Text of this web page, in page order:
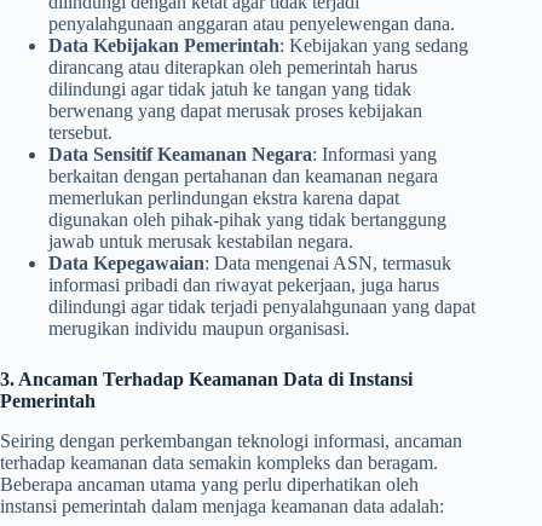
penyalahgunaan anggaran atau penyelewengan dana.
Data Kebijakan Pemerintah: Kebijakan yang sedang
dirancang atau diterapkan oleh pemerintah harus
dilindungi agar tidak jatuh ke tangan yang tidak
berwenang yang dapat merusak proses kebijakan
tersebut.
Data Sensitif Keamanan Negara: Informasi yang
berkaitan dengan pertahanan dan keamanan negara
memerlukan perlindungan ekstra karena dapat
digunakan oleh pihak-pihak yang tidak bertanggung
jawab untuk merusak kestabilan negara.
Data Kepegawaian: Data mengenai ASN, termasuk
informasi pribadi dan riwayat pekerjaan, juga harus
dilindungi agar tidak terjadi penyalahgunaan yang dapat
merugikan individu maupun organisasi.
3. Ancaman Terhadap Keamanan Data di Instansi
Pemerintah
Seiring dengan perkembangan teknologi informasi, ancaman
terhadap keamanan data semakin kompleks dan beragam.
Beberapa ancaman utama yang perlu diperhatikan oleh
instansi pemerintah dalam menjaga keamanan data adalah: